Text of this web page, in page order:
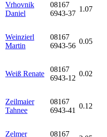
Vrhovnik
Daniel
08167
6943-37
1.07
Weinzierl
Martin
08167
6943-56
0.05
Weiß Renate
08167
6943-12
0.02
Zeilmaier
Tahnee
08167
6943-41
0.12
Zelmer
08167